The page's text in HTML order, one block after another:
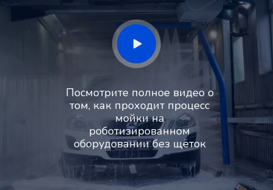
Посмотрите полное видео о
том, как проходит процесс
мойки на
роботизированном
оборудовании без щёток